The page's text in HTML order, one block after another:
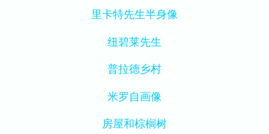
里卡特先生半身像
纽碧莱先生
普拉德乡村
米罗自画像
房屋和棕榈树